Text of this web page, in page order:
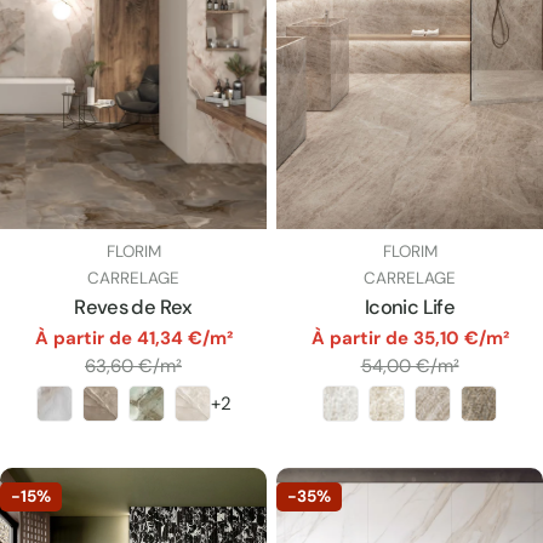
FOURNISSEUR:
FLORIM
TAPER:
CARRELAGE
Reves de Rex
Prix
unitaire
par
À partir de 41,34 €/m²
63,60 €/m²
+2
FOURNISSEUR:
FLORIM
TAPER:
CARRELAGE
Iconic Life
Prix
unitaire
par
À partir de 35,10 €/m²
54,00 €/m²
-15% -35%